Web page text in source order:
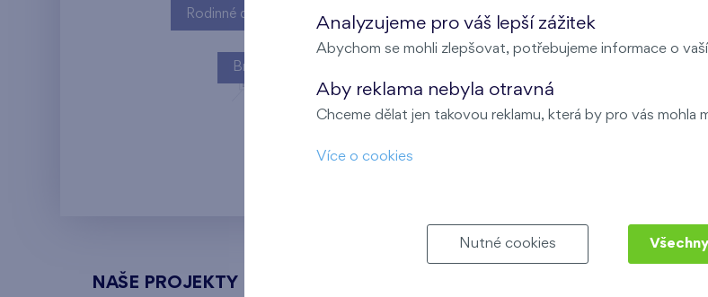
Malý háj
Rodinné domy Britská čtvrť
Britská čtvrť
NAŠE PROJEKTY
Analyzujeme pro váš lepší zážitek
Abychom se mohli zlepšovat, potřebujeme informace o
Aby reklama nebyla otravná
Chceme dělat jen takovou reklamu, která by pro vás mohla
Více o cookies
Nutné cookies